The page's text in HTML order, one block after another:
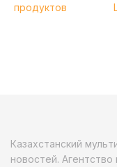
продуктов
Казахстанский
новостей.